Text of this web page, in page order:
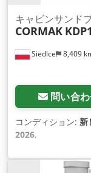
Siedlce 8,409
キャビンサンド
CORMAK
問い合
コンディション: 新
2026,